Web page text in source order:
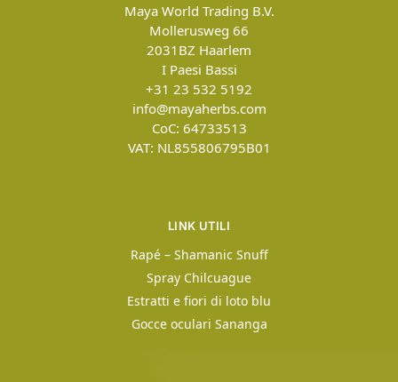
Maya World Trading B.V.
Mollerusweg 66
2031BZ Haarlem
I Paesi Bassi
+31 23 532 5192
info@mayaherbs.com
CoC: 64733513
VAT: NL855806795B01
LINK UTILI
Rapé – Shamanic Snuff
Spray Chilcuague
Estratti e fiori di loto blu
Gocce oculari Sananga